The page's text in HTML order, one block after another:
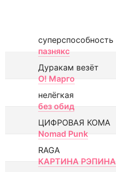
суперспособность
пазнякс
Дуракам везёт
О! Марго
нелёгкая
без обид
ЦИФРОВАЯ КОМА
Nomad Punk
RAGA
КАРТИНА РЭПИНА